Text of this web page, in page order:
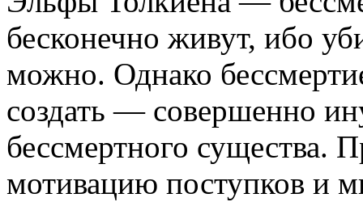
бесконечно живут, ибо
можно. Однако
создать — совершенно
бессмертного существа.
мотивацию поступков и